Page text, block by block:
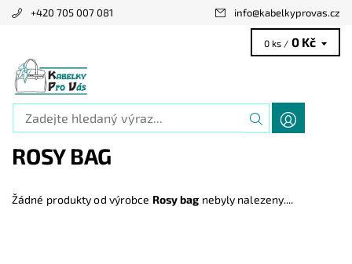
+420 705 007 081 info@kabelkyprovas.cz
0 ks / 0 Kč
ROSY BAG
Žádné produkty od výrobce Rosy bag nebyly nalezeny....